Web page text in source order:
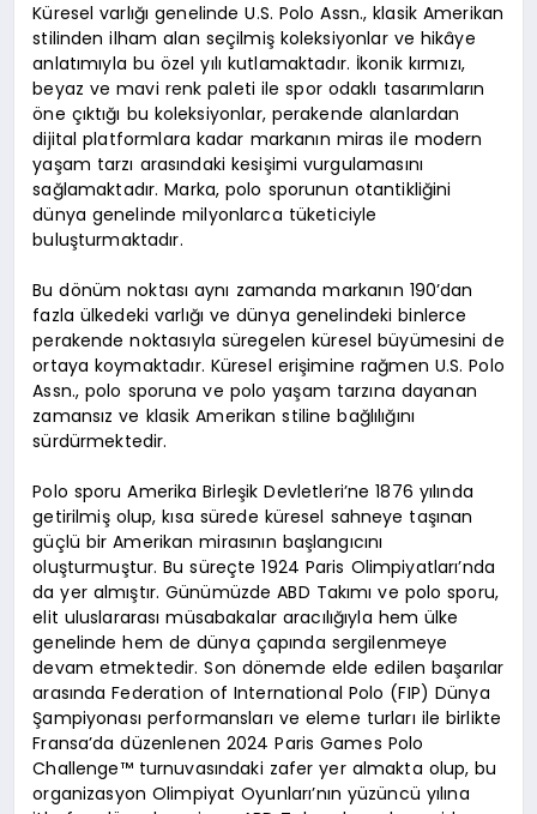
Küresel varlığı genelinde U.S. Polo Assn., klasik Amerikan
stilinden ilham alan seçilmiş koleksiyonlar ve hikâye
anlatımıyla bu özel yılı kutlamaktadır. İkonik kırmızı,
beyaz ve mavi renk paleti ile spor odaklı tasarımların
öne çıktığı bu koleksiyonlar, perakende alanlardan
dijital platformlara kadar markanın miras ile modern
yaşam tarzı arasındaki kesişimi vurgulamasını
sağlamaktadır. Marka, polo sporunun otantikliğini
dünya genelinde milyonlarca tüketiciyle
buluşturmaktadır.
Bu dönüm noktası aynı zamanda markanın 190’dan
fazla ülkedeki varlığı ve dünya genelindeki binlerce
perakende noktasıyla süregelen küresel büyümesini de
ortaya koymaktadır. Küresel erişimine rağmen U.S. Polo
Assn., polo sporuna ve polo yaşam tarzına dayanan
zamansız ve klasik Amerikan stiline bağlılığını
sürdürmektedir.
Polo sporu Amerika Birleşik Devletleri’ne 1876 yılında
getirilmiş olup, kısa sürede küresel sahneye taşınan
güçlü bir Amerikan mirasının başlangıcını
oluşturmuştur. Bu süreçte 1924 Paris Olimpiyatları’nda
da yer almıştır. Günümüzde ABD Takımı ve polo sporu,
elit uluslararası müsabakalar aracılığıyla hem ülke
genelinde hem de dünya çapında sergilenmeye
devam etmektedir. Son dönemde elde edilen başarılar
arasında Federation of International Polo (FIP) Dünya
Şampiyonası performansları ve eleme turları ile birlikte
Fransa’da düzenlenen 2024 Paris Games Polo
Challenge™ turnuvasındaki zafer yer almakta olup, bu
organizasyon Olimpiyat Oyunları’nın yüzüncü yılına